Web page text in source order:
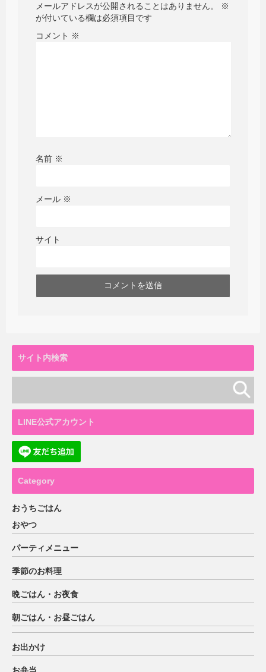
メールアドレスが公開されることはありません。
※
が付いている欄は必須項目です
コメント ※
名前 ※
メール ※
サイト
サイト内検索
LINE公式アカウント
Category
おうちごはん
おやつ
パーティメニュー
季節のお料理
晩ごはん・お夜食
朝ごはん・お昼ごはん
お出かけ